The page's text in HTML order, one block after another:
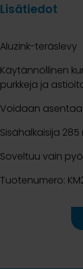
Lisätiedot
Aluzink-teräslevy
Käytännöllinen
purkkeja ja
Voidaan
Sisähalkaisija 285
Soveltuu vain
Tuotenumero: